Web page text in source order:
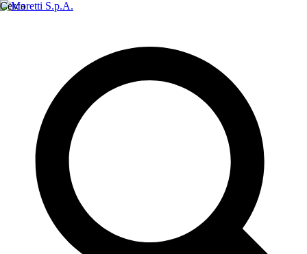
Cerca